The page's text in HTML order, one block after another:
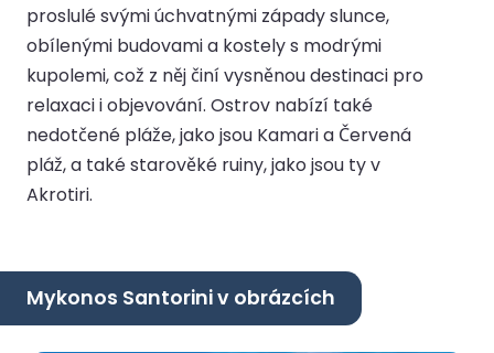
proslulé svými úchvatnými západy slunce,
obílenými budovami a kostely s modrými
kupolemi, což z něj činí vysněnou destinaci pro
relaxaci i objevování. Ostrov nabízí také
nedotčené pláže, jako jsou Kamari a Červená
pláž, a také starověké ruiny, jako jsou ty v
Akrotiri.
Mykonos Santorini v obrázcích